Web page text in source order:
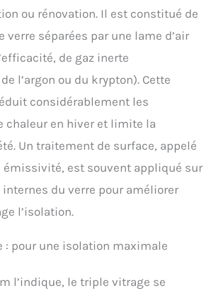
ou rénovation. Il est constitué de
verre séparées par une lame d’air
de gaz inerte
l’argon ou du krypton). Cette
considérablement les
chaleur en hiver et limite la
Un traitement de surface, appelé
émissivité, est souvent appliqué sur
internes du verre pour améliorer
l’isolation.
: pour une isolation maximale
l’indique, le triple vitrage se